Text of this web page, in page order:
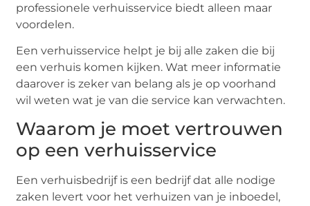
professionele verhuisservice biedt alleen maar
voordelen.
Een verhuisservice helpt je bij alle zaken die bij
een verhuis komen kijken. Wat meer informatie
daarover is zeker van belang als je op voorhand
wil weten wat je van die service kan verwachten.
Waarom je moet vertrouwen
op een verhuisservice
Een verhuisbedrijf is een bedrijf dat alle nodige
zaken levert voor het verhuizen van je inboedel,